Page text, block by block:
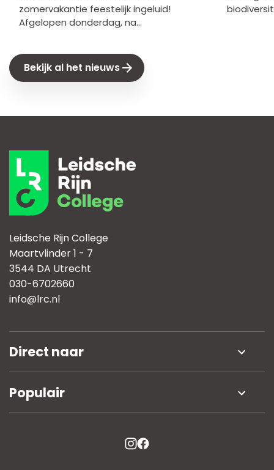
zomervakantie feestelijk ingeluid!
Afgelopen donderdag, na...
Bekijk al het nieuws
Leidsche Rijn College
Maartvlinder 1 - 7
3544 DA Utrecht
030-6702660
info@lrc.nl
Direct naar
Werken bij
Populair